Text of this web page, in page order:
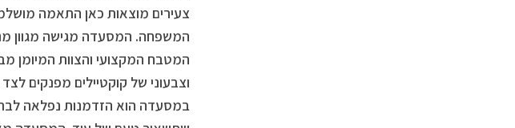
צעירים מוצאות כאן התאמה
המשפחה. המסעדה מגישה מגוון
המטבח המקצועי והצוות המיומן
וצבעוני של קוקטיילים מפנקים
במסעדה הוא הזדמנות נפלאה